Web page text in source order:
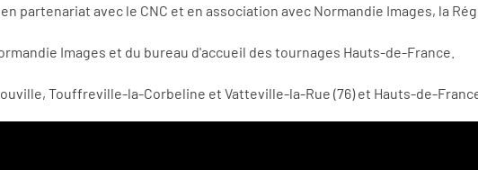
partenariat avec le CNC et en association avec Normandie Images, la
Images et du bureau d'accueil des tournages Hauts-de-France.
Touffreville-la-Corbeline et Vatteville-la-Rue (76) et Hauts-de-